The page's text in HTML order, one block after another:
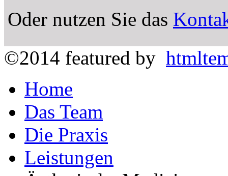
Oder nutzen Sie das
©2014 featured by
Home
Das Team
Die Praxis
Leistungen